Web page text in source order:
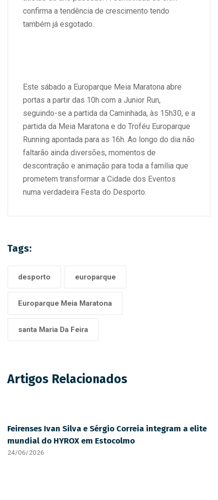
confirma a tendência de crescimento tendo
também já esgotado.
Este sábado a Europarque Meia Maratona abre
portas a partir das 10h com a Junior Run,
seguindo-se a partida da Caminhada, às 15h30, e a
partida da Meia Maratona e do Troféu Europarque
Running apontada para as 16h. Ao longo do dia não
faltarão ainda diversões, momentos de
descontração e animação para toda a família que
prometem transformar a Cidade dos Eventos
numa verdadeira Festa do Desporto.
Tags:
desporto europarque
Europarque Meia Maratona
santa Maria Da Feira
Artigos Relacionados
Feirenses Ivan Silva e Sérgio Correia integram a elite
mundial do HYROX em Estocolmo
24/06/2026